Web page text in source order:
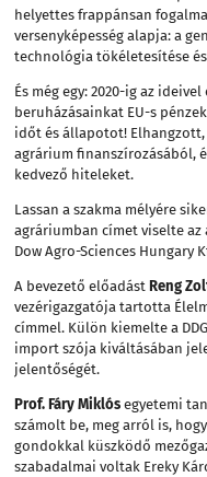
helyettes frappánsan
versenyképesség alapja: a
technológia tökéletesítése
És még egy: 2020-ig az
beruházásainkat EU-s
időt és állapotot! Elhangzott,
agrárium finanszírozásából,
kedvező hiteleket.
Lassan a szakma mélyére
agráriumban címet viselte az
Dow Agro-Sciences Hungary
A bevezető előadást Reng
vezérigazgatója tartotta
címmel. Külön kiemelte a
import szója kiváltásában
jelentőségét.
Prof. Fáry Miklósegyetemi
számolt be, meg arról is,
gondokkal küszködő
szabadalmai voltak Ereky